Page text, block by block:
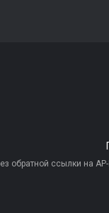
обратной ссылки на